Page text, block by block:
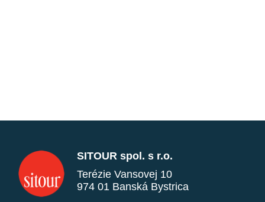
SITOUR spol. s r.o.
Terézie Vansovej 10
974 01 Banská Bystrica